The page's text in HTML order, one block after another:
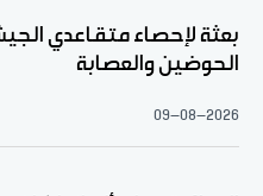
بعثة لإحصاء متقاعدي
الحوضين والعصابة
09-08-2026